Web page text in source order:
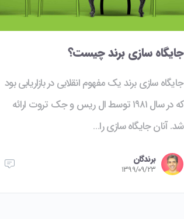
جایگاه سازی برند چیست؟
جایگاه سازی برند یک مفهوم انقلابی در بازاریابی بود
که در سال ۱۹۸۱ توسط ال ریس و جک تروت ارائه
شد. آنان جایگاه سازی را…
برندگان
۱۳۹۹/۰۹/۲۳